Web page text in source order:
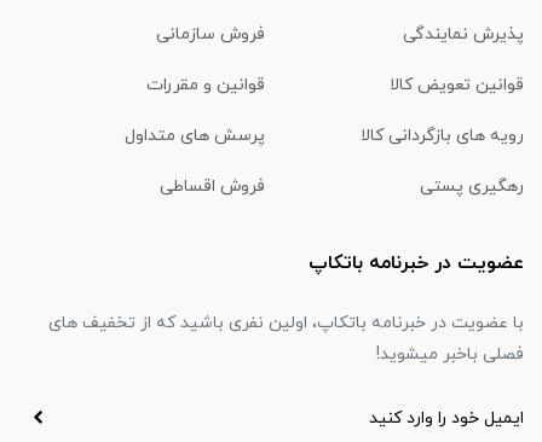
پذیرش نمایندگی فروش سازمانی
قوانین تعویض کالا قوانین و مقررات
رویه های بازگردانی کالا پرسش های متداول
رهگیری پستی فروش اقساطی
عضویت در خبرنامه باتکاپ
با عضویت در خبرنامه باتکاپ، اولین نفری باشید که از تخفیف های
فصلی باخبر میشوید!